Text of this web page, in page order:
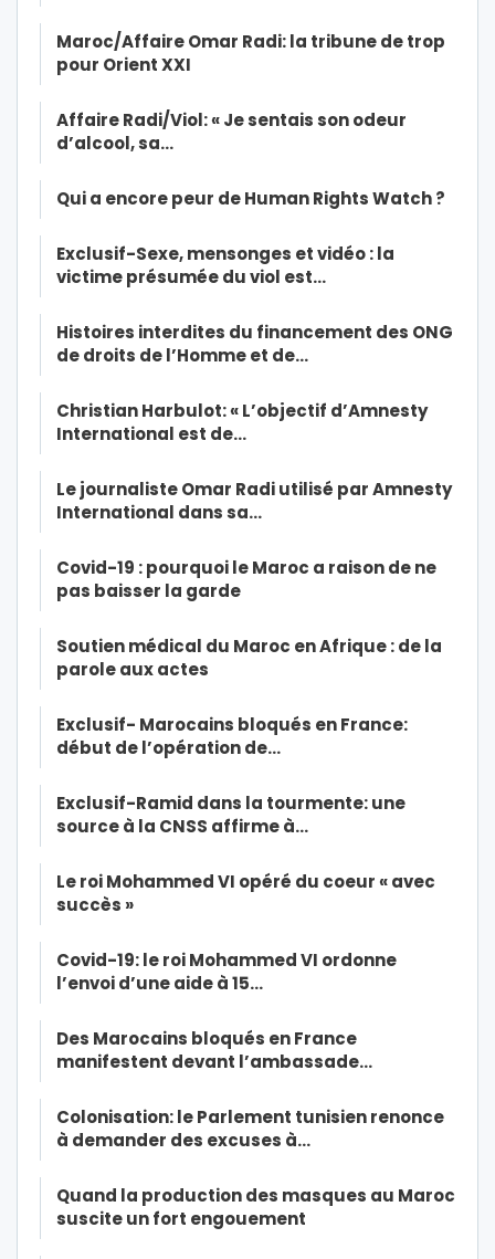
Maroc/Affaire Omar Radi: la tribune de trop
pour Orient XXI
Affaire Radi/Viol: « Je sentais son odeur
d’alcool, sa…
Qui a encore peur de Human Rights Watch ?
Exclusif-Sexe, mensonges et vidéo : la
victime présumée du viol est…
Histoires interdites du financement des ONG
de droits de l’Homme et de…
Christian Harbulot: « L’objectif d’Amnesty
International est de…
Le journaliste Omar Radi utilisé par Amnesty
International dans sa…
Covid-19 : pourquoi le Maroc a raison de ne
pas baisser la garde
Soutien médical du Maroc en Afrique : de la
parole aux actes
Exclusif- Marocains bloqués en France:
début de l’opération de…
Exclusif-Ramid dans la tourmente: une
source à la CNSS affirme à…
Le roi Mohammed VI opéré du coeur « avec
succès »
Covid-19: le roi Mohammed VI ordonne
l’envoi d’une aide à 15…
Des Marocains bloqués en France
manifestent devant l’ambassade…
Colonisation: le Parlement tunisien renonce
à demander des excuses à…
Quand la production des masques au Maroc
suscite un fort engouement